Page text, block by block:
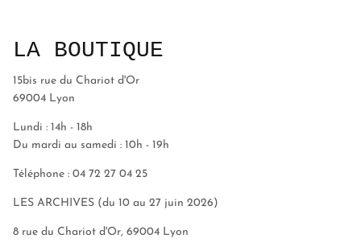
LA BOUTIQUE
15bis rue du Chariot d'Or
69004 Lyon
Lundi : 14h - 18h
Du mardi au samedi : 10h - 19h
Téléphone : 04 72 27 04 25
LES ARCHIVES (du 10 au 27 juin 2026)
8 rue du Chariot d'Or, 69004 Lyon